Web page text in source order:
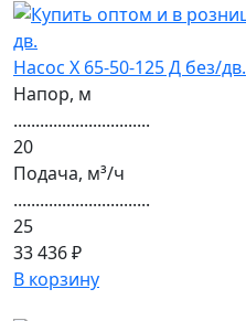
Насос Х 65-50-125 Д без/дв.
Напор, м
...............................
20
Подача, м³/ч
...............................
25
33 436 ₽
В корзину